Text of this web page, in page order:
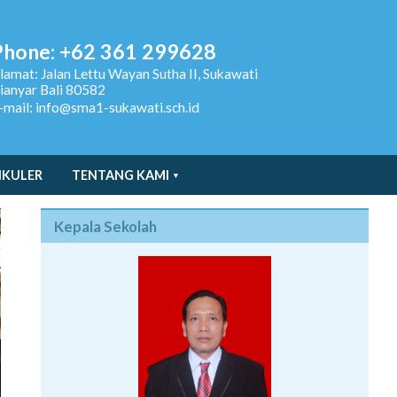
+62 361 299628
Jalan Lettu Wayan Sutha II, Sukawati
Bali 80582
mail: info@sma1-sukawati.sch.id
TENTANG KAMI
Kepala Sekolah